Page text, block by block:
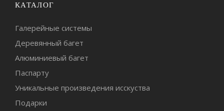
КАТАЛОГ
Галерейные системы
Деревянный багет
Алюминиевый багет
Паспарту
Уникальные произведения исскуства
Подарки